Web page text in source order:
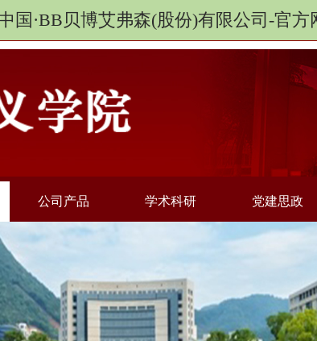
国·BB贝博艾弗森(股份)有限公司-官方
公司产品 学术科研 党建思政